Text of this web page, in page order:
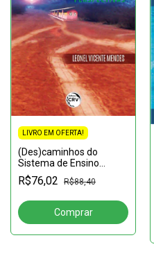
LIVRO EM OFERTA!
(Des)caminhos do
Sistema de Ensino
Guineense: avanços,
recuos e perspectivas
R$76,02 R$88,40